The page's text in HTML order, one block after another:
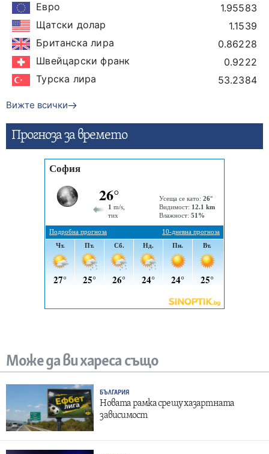
Евро
1.95583
Щатски долар
1.1539
Британска лира
0.86228
Швейцарски франк
0.9222
Турска лира
53.2384
Вижте всички
Прогнозa за времето
Може да ви хареса също
БЪЛГАРИЯ
Новата рамка срещу хазартната
зависимост